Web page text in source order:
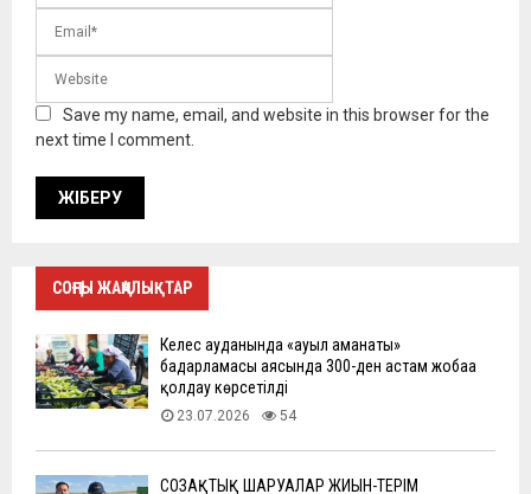
Save my name, email, and website in this browser for the
next time I comment.
СОҢҒЫ ЖАҢАЛЫҚТАР
Келес ауданында «ауыл аманаты»
бағдарламасы аясында 300-ден астам жобаға
қолдау көрсетілді
23.07.2026 54
СОЗАҚТЫҚ ШАРУАЛАР ЖИЫН-ТЕРІМ